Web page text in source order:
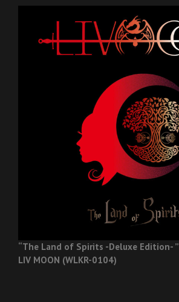
“The Land of Spirits -Deluxe Edition- ”
LIV MOON (WLKR-0104)